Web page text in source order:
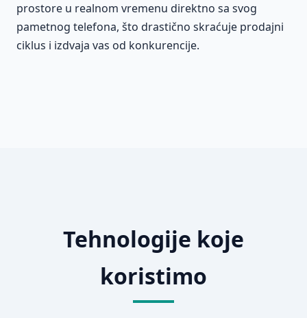
prostore u realnom vremenu direktno sa svog
pametnog telefona, što drastično skraćuje prodajni
ciklus i izdvaja vas od konkurencije.
Tehnologije koje
koristimo